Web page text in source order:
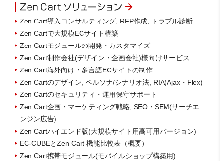
Zen Cart導入コンサルティング, RFP作成, トラブル診断
Zen Cartで大規模ECサイト構築
Zen Cartモジュールの開発・カスタマイズ
Zen Cart制作会社(デザイン・企画会社)様向けサービス
Zen Cart海外向け・多言語ECサイトの制作
Zen Cartのデザイン, ペルソナ/シナリオ法, RIA(Ajax・Flex)
Zen Cartのセキュリティ・運用保守サポート
Zen Cart企画・マーケティング戦略, SEO・SEM(サーチエ
ンジン広告)
Zen Cartハイエンド版(大規模サイト用高可用バージョン)
EC-CUBEとZen Cart 機能比較表（概要）
Zen Cart携帯モジュール(モバイルショップ構築用)